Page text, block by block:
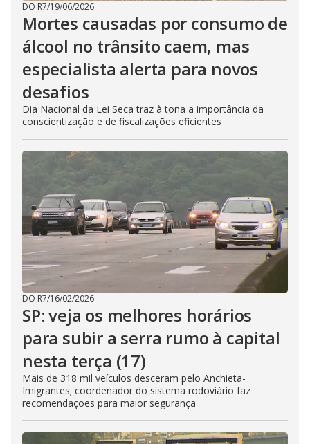
DO R7/19/06/2026
Mortes causadas por consumo de
álcool no trânsito caem, mas
especialista alerta para novos
desafios
Dia Nacional da Lei Seca traz à tona a importância da
conscientização e de fiscalizações eficientes
DO R7/16/02/2026
SP: veja os melhores horários
para subir a serra rumo à capital
nesta terça (17)
Mais de 318 mil veículos desceram pelo Anchieta-
Imigrantes; coordenador do sistema rodoviário faz
recomendações para maior segurança